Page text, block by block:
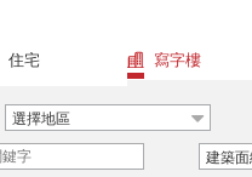
住宅 寫字樓
選擇地區
建築